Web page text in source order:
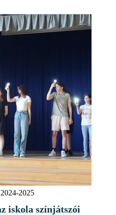
2024-2025
iskola színjátszói